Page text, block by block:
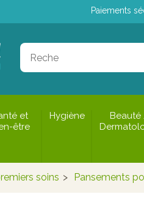
Paiements
et
être
Hygiène
soins > Pansements